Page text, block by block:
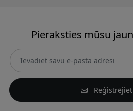
Pieraksties mūsu